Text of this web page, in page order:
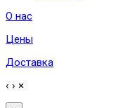
О нас
Цены
Доставка
‹ › ×